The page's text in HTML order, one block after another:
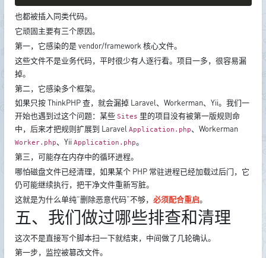
也都被插入同类代码。
它顽固主要有三个原因。
第一，它感染的是 vendor/framework 核心文件。
这些文件不是业务代码，平时很少有人逐行看。项目一多，很容易漏
掉。
第二，它感染多个框架。
如果只按 ThinkPHP 查，就会漏掉 Laravel、Workerman、Yii。我们一
开始也遇到过这个问题：某些 Sites 里的项目没有被第一版规则命
中，后来才把规则扩展到 Laravel Application.php、Workerman
Worker.php、Yii Application.php。
第三，可能存在内存中的循环进程。
哪怕磁盘文件已经清理，如果某个 PHP 常驻进程已经加载过后门，它
仍可能继续执行，把干净文件重新写脏。
这就是为什么单纯“删除恶意代码”不够， 必须配合重启。
五、我们做过哪些排查和清理
这次不是直接写个脚本扫一下就结束，中间做了几轮确认。
第一步，监控被篡改文件。